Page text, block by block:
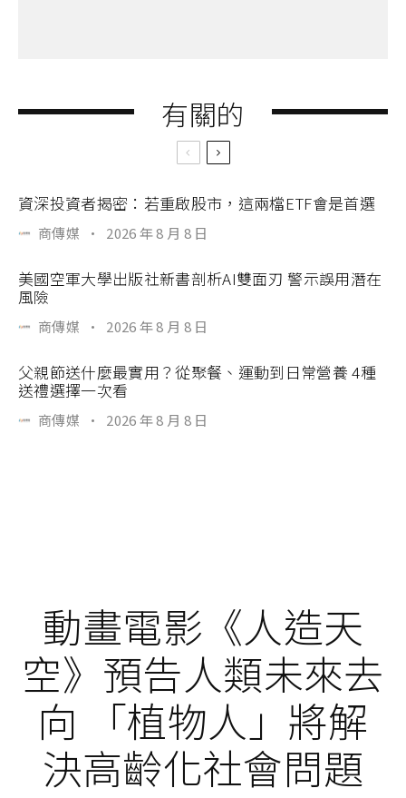
有關的
資深投資者揭密：若重啟股市，這兩檔ETF會是首選
商傳媒 · 2026 年 8 月 8 日
美國空軍大學出版社新書剖析AI雙面刃 警示誤用潛在
風險
商傳媒 · 2026 年 8 月 8 日
父親節送什麼最實用？從聚餐、運動到日常營養 4種
送禮選擇一次看
商傳媒 · 2026 年 8 月 8 日
動畫電影《人造天
空》預告人類未來去
向 「植物人」將解
決高齡化社會問題